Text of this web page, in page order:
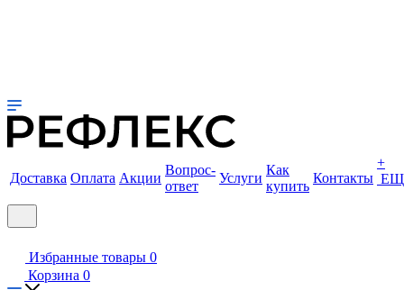
Доставка Оплата Акции
Вопрос-
ответ
Услуги
Как
купить
Контакты
+
Избранные товары 0
Корзина 0